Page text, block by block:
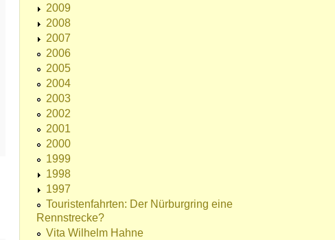
2009
2008
2007
2006
2005
2004
2003
2002
2001
2000
1999
1998
1997
Touristenfahrten: Der Nürburgring eine
Rennstrecke?
Vita Wilhelm Hahne